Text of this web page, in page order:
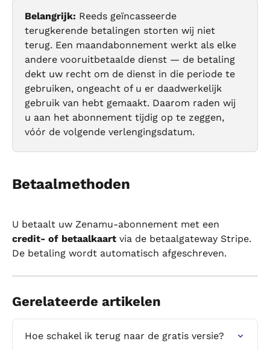
Belangrijk: Reeds geïncasseerde
terugkerende betalingen storten wij niet
terug. Een maandabonnement werkt als elke
andere vooruitbetaalde dienst — de betaling
dekt uw recht om de dienst in die periode te
gebruiken, ongeacht of u er daadwerkelijk
gebruik van hebt gemaakt. Daarom raden wij
u aan het abonnement tijdig op te zeggen,
vóór de volgende verlengingsdatum.
Betaalmethoden
U betaalt uw Zenamu-abonnement met een
credit- of betaalkaart via de betaalgateway Stripe.
De betaling wordt automatisch afgeschreven.
Gerelateerde artikelen
Hoe schakel ik terug naar de gratis versie?